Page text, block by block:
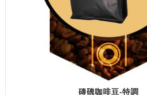
磚磈咖啡豆-特調